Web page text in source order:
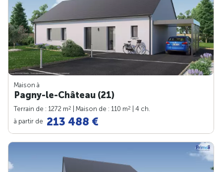
Maison à
Pagny-le-Château (21)
Terrain de : 1272 m2 | Maison de : 110 m2
| 4 ch.
à partir de 213 488 €